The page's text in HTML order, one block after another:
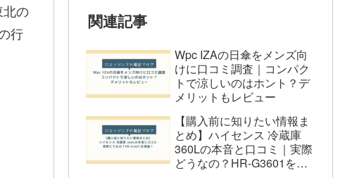
の
行
1日目：自然と文化に触れる
2日目：歴史探訪と温泉満喫
3日目：グルメと最後の観光
東北旅行2泊3日でよくある質問
（FAQ）
東北旅行2泊3日の予算はどのくら
い？
おすすめの観光スポットは？
関連記事
Wpc IZAの日傘をメンズ向
けに口コミ調査｜コンパク
トで涼しいのはホント？デ
メリットもレビュー
【購入前に知りたい情報ま
とめ】ハイセンス 冷蔵庫
360Lの本音と口コミ｜実際
どうなの？HR-G3601を調